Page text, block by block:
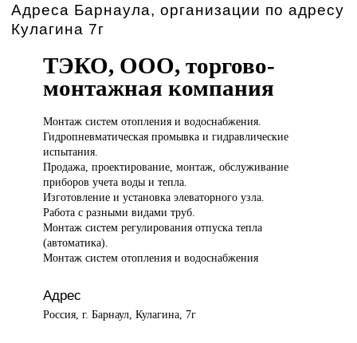
Адреса Барнаула, организации по адресу
Кулагина 7г
ТЭКО, ООО, торгово-
монтажная компания
Монтаж системотопления и водоснабжения.
Гидропневматическая промывка и гидравлические
испытания.
Продажа, проектирование, монтаж, обслуживание
приборов учета воды и тепла.
Изготовление и установка элеваторного узла.
Работа с разными видами труб.
Монтаж систем регулирования отпуска тепла
(автоматика).
Монтаж систем отопления и водоснабжения
Адрес
Россия, г. Барнаул, Кулагина, 7г